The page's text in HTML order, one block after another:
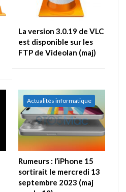
La version 3.0.19 de VLC
est disponible sur les
FTP de Videolan (maj)
Actualités informatique
Rumeurs : l’iPhone 15
sortirait le mercredi 13
septembre 2023 (maj